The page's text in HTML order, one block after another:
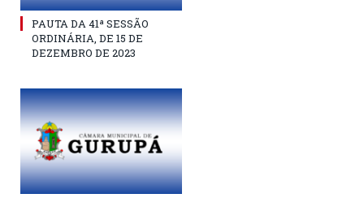
PAUTA DA 41ª SESSÃO
ORDINÁRIA, DE 15 DE
DEZEMBRO DE 2023